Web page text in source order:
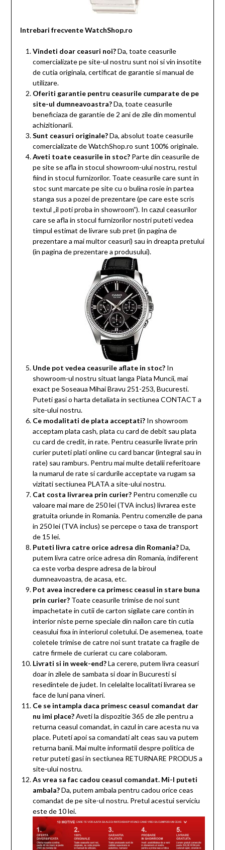
Intrebari frecvente WatchShop.ro
Vindeti doar ceasuri noi?Da, toate ceasurile
comercializate pe site-ul nostru sunt noi si vin insotite
de cutia originala, certificat de garantie si manual de
utilizare.
Oferiti garantie pentru ceasurile cumparate de pe
site-ul dumneavoastra?Da, toate ceasurile
beneficiaza de garantie de 2 ani de zile din momentul
achizitionarii.
Sunt ceasuri originale?Da, absolut toate ceasurile
comercializate de WatchShop.ro sunt 100% originale.
Aveti toate ceasurile in stoc?Parte din ceasurile de
pe site se afla in stocul showroom-ului nostru, restul
fiind in stocul furnizorilor. Toate ceasurile care sunt in
stoc sunt marcate pe site cu o bulina rosie in partea
stanga sus a pozei de prezentare (pe care este scris
textul „il poti proba in showroom”). In cazul ceasurilor
care se afla in stocul furnizorilor nostri puteti vedea
timpul estimat de livrare sub pret (in pagina de
prezentare a mai multor ceasuri) sau in dreapta pretului
(in pagina de prezentare a produsului).
Unde pot vedea ceasurile aflate in stoc?In
showroom-ul nostru situat langa Piata Muncii, mai
exact pe Soseaua Mihai Bravu 251-253, Bucuresti.
Puteti gasi o harta detaliata in sectiunea CONTACT a
site-ului nostru.
Ce modalitati de plata acceptati? In showroom
acceptam plata cash, plata cu card de debit sau plata
cu card de credit, in rate. Pentru ceasurile livrate prin
curier puteti plati online cu card bancar (integral sau in
rate) sau ramburs. Pentru mai multe detalii referitoare
la numarul de rate si cardurile acceptate va rugam sa
vizitati sectiunea PLATA a site-ului nostru.
Cat costa livrarea prin curier?Pentru comenzile cu
valoare mai mare de 250 lei (TVA inclus) livrarea este
gratuita oriunde in Romania. Pentru comenzile de pana
in 250 lei (TVA inclus) se percepe o taxa de transport
de 15 lei.
Puteti livra catre orice adresa din Romania?Da,
putem livra catre orice adresa din Romania, indiferent
ca este vorba despre adresa de la biroul
dumneavoastra, de acasa, etc.
Pot avea incredere ca primesc ceasul in stare buna
prin curier?Toate ceasurile trimise de noi sunt
impachetate in cutii de carton sigilate care contin in
interior niste perne speciale din nailon care tin cutia
ceasului fixa in interiorul coletului. De asemenea, toate
coletele trimise de catre noi sunt tratate ca fragile de
catre firmele de curierat cu care colaboram.
Livrati si in week-end?La cerere, putem livra ceasuri
doar in zilele de sambata si doar in Bucuresti si
resedintele de judet. In celelalte localitati livrarea se
face de luni pana vineri.
Ce se intampla daca primesc ceasul comandat dar
nu imi place?Aveti la dispozitie 365 de zile pentru a
returna ceasul comandat, in cazul in care acesta nu va
place. Puteti apoi sa comandati alt ceas sau va putem
returna banii. Mai multe informatii despre politica de
retur puteti gasi in sectiunea RETURNARE PRODUS a
site-ului nostru.
As vrea sa fac cadou ceasul comandat. Mi-l puteti
ambala?Da, putem ambala pentru cadou orice ceas
comandat de pe site-ul nostru. Pretul acestui serviciu
este de 10 lei.